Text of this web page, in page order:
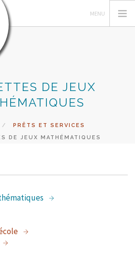
DE JEUX
PRÊTS ET SERVICES
DE JEUX MATHÉMATIQUES